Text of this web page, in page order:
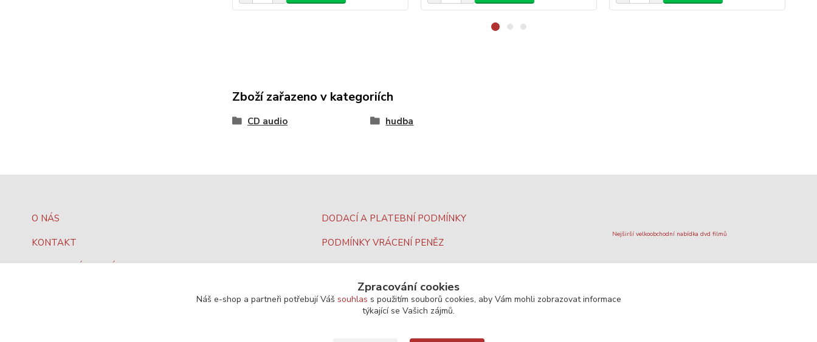
Zboží zařazeno v kategoriích
CD audio hudba
O NÁS
KONTAKT
OBCHODNÍ PODMÍNKY
DODACÍ A PLATEBNÍ PODMÍNKY
PODMÍNKY VRÁCENÍ PENĚZ
Nejširší velkoobchodní nabídka dvd filmů
Zpracování cookies
Náš e-shop a partneři potřebují Váš souhlas s použitím souborů cookies, aby Vám mohli zobrazovat informace
týkající se Vašich zájmů.